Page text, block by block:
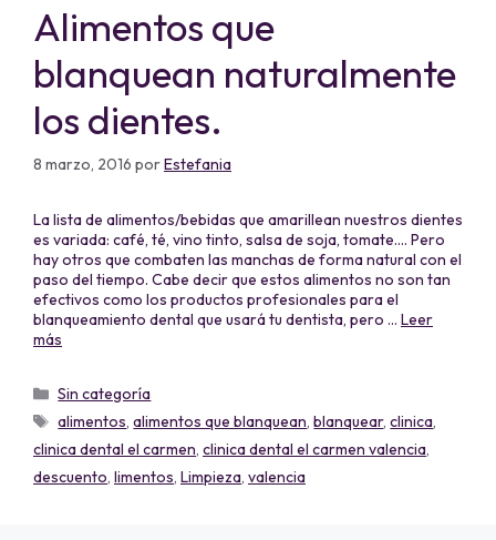
Alimentos que
blanquean naturalmente
los dientes.
8 marzo, 2016 porEstefania
La lista de alimentos/bebidas que amarillean nuestros dientes
es variada: café, té, vino tinto, salsa de soja, tomate…. Pero
hay otros que combaten las manchas de forma natural con el
paso del tiempo. Cabe decir que estos alimentos no son tan
efectivos como los productos profesionales para el
blanqueamiento dental que usará tu dentista, pero … Leer
más
Sin categoría
alimentos,alimentos que blanquean,blanquear,clinica,
clinica dental el carmen, clinica dental el carmen valencia,
descuento, limentos, Limpieza, valencia